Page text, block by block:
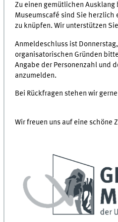
Zu einen gemütlichen Ausklang
Museumscafé sind Sie herzlich
zu knüpfen. Wir unterstützen
Anmeldeschluss ist
organisatorischen Gründen
Angabe der Personenzahl und
anzumelden.
Bei Rückfragen stehen wir
Wir freuen uns auf eine schöne